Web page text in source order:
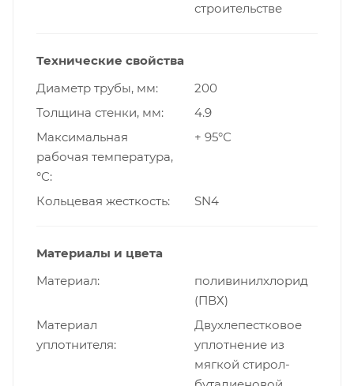
строительстве
Технические свойства
Диаметр трубы, мм
200
Толщина стенки, мм
4.9
Максимальная
рабочая температура,
°С
+ 95°С
Кольцевая жесткость SN4
Материалы и цвета
Материал
поливинилхлорид
(ПВХ)
Материал
уплотнителя
Двухлепестковое
уплотнение из
мягкой стирол-